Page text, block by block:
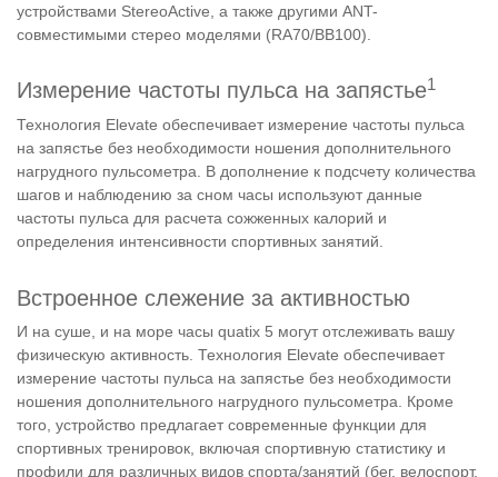
устройствами StereoActive, а также другими ANT-
совместимыми стерео моделями (RA70/BB100).
Измерение частоты пульса на запястье1
Технология Elevate обеспечивает измерение частоты пульса
на запястье без необходимости ношения дополнительного
нагрудного пульсометра. В дополнение к подсчету количества
шагов и наблюдению за сном часы используют данные
частоты пульса для расчета сожженных калорий и
определения интенсивности спортивных занятий.
Встроенное слежение за активностью
И на суше, и на море часы quatix 5 могут отслеживать вашу
физическую активность. Технология Elevate обеспечивает
измерение частоты пульса на запястье без необходимости
ношения дополнительного нагрудного пульсометра. Кроме
того, устройство предлагает современные функции для
спортивных тренировок, включая спортивную статистику и
профили для различных видов спорта/занятий (бег, велоспорт,